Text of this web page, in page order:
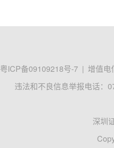
粤ICP备09109218号-7 | 增值电
违法和不良信息举报电话：
深圳